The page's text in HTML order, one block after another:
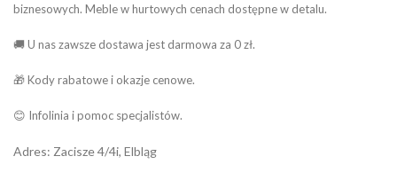
biznesowych. Meble w hurtowych cenach dostępne w detalu.
🚚 U nas zawsze dostawa jest darmowa za 0 zł.
🎁 Kody rabatowe i okazje cenowe.
😊 Infolinia i pomoc specjalistów.
Adres: Zacisze 4/4i, Elbląg